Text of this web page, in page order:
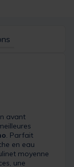
avant
. Parfait
en eau
moyenne
une